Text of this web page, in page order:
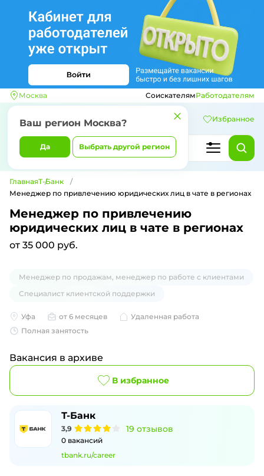
Москва
Ваш регион Москва?
Да Выбрать другой регион
СоискателямРаботодателям
Избранное
ГлавнаяТ-Банк
Менеджер по привлечению юридических лиц в чате в регионах
Менеджер по привлечению
юридических лиц в чате в регионах
от 35 000 руб.
Менеджер по продажам, менеджер по работе с клиентами
Специалист клиентской поддержки
Уфа от 6 месяцев
Удаленная работа
Полная занятость
Вакансия в архиве
В избранное
Т-Банк
3,9 19 отзывов
0 вакансий
tbank.ru/career